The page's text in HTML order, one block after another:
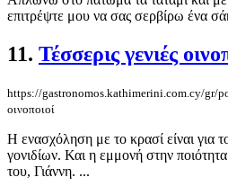
επιτρέψτε μου να σας σερβίρω ένα
11. Τέσσερις γενιές
https://gastronomos.kathimerini.com.cy/gr/
οινοποιοί
Η ενασχόληση με το κρασί είναι για
γονιδίων. Και η εμμονή στην
του, Γιάννη. ...